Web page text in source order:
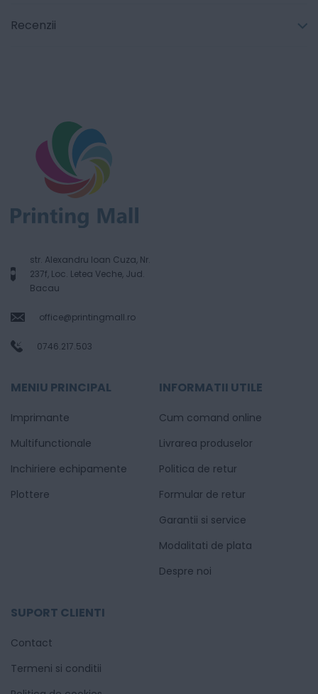
Recenzii
str. Alexandru Ioan Cuza, Nr.
237f, Loc. Letea Veche, Jud.
Bacau
office@printingmall.ro
0746.217.503
MENIU PRINCIPAL
Imprimante
Multifunctionale
Inchiriere echipamente
Plottere
INFORMATII UTILE
Cum comand online
Livrarea produselor
Politica de retur
Formular de retur
Garantii si service
Modalitati de plata
Despre noi
SUPORT CLIENTI
Contact
Termeni si conditii